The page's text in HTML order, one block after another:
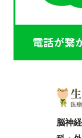
脳神